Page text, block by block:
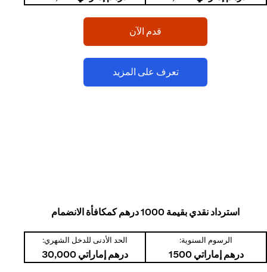
قدم الآن
تعرف على المزيد
استرداد نقدي بقيمة 1000 درهم كمكافأة الانضمام
الرسوم السنوية:
درهم إماراتي 1500
الحد الأدنى للدخل الشهري:
درهم إماراتي 30,000